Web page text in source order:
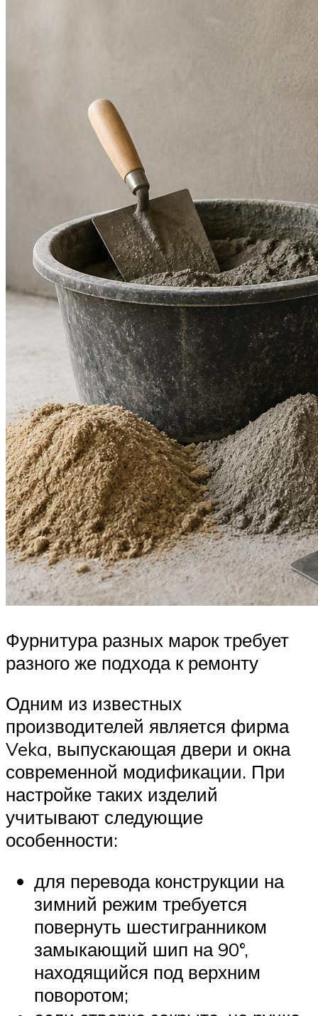
Фурнитура разных марок требует
разного же подхода к ремонту
Одним из известных
производителей является фирма
Veka, выпускающая двери и окна
современной модификации. При
настройке таких изделий
учитывают следующие
особенности:
для перевода конструкции на
зимний режим требуется
повернуть шестигранником
замыкающий шип на 90°,
находящийся под верхним
поворотом;